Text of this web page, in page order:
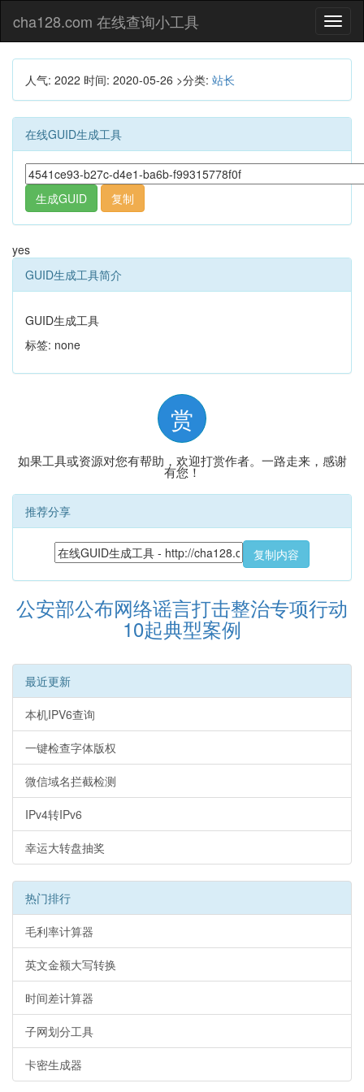
cha128.com 在线查询小工具
人气: 2022 时间: 2020-05-26 >分类: 站长
在线GUID生成工具
yes
GUID生成工具简介
GUID生成工具
标签: none
赏
如果工具或资源对您有帮助，欢迎打赏作者。一路走来，感谢
有您！
推荐分享
复制内容
公安部公布网络谣言打击整治专项行动
10起典型案例
最近更新
本机IPV6查询
一键检查字体版权
微信域名拦截检测
IPv4转IPv6
幸运大转盘抽奖
热门排行
毛利率计算器
英文金额大写转换
时间差计算器
子网划分工具
卡密生成器